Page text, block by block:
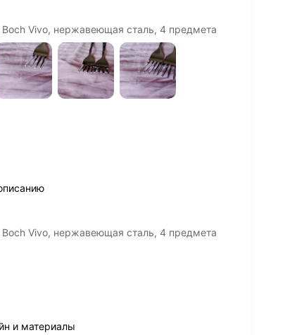
Vivo, нержавеющая сталь, 4 предмета
Vivo, нержавеющая сталь, 4 предмета
и материалы